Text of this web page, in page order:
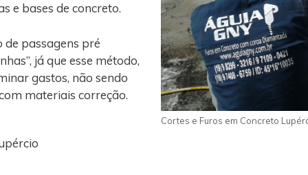
e bases de concreto.
passagens pré
já que esse método,
gastos, não sendo
materiais correção.
Cortes e Furos em Concreto